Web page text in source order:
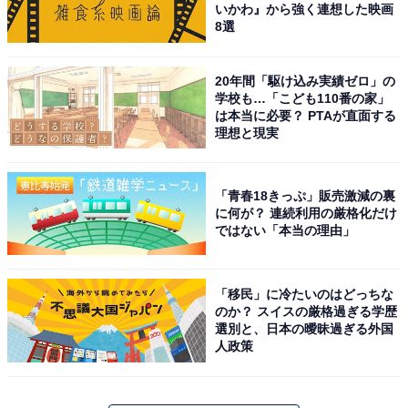
JBL GRIP/スマートサイズ ポータブルスピーカ
プリ対応/USB-C/AURA CAST マルチスピーカー接続/ブラ
ック/JBLGRIPBLK
Amazonで見る
JBL「CHARGE 5」
いかわ』から強く連想した映画
8選
20年間「駆け込み実績ゼロ」の
学校も…「こども110番の家」
は本当に必要？ PTAが直面する
理想と現実
「青春18きっぷ」販売激減の裏
に何が？ 連続利用の厳格化だけ
ではない「本当の理由」
「移民」に冷たいのはどっちな
のか？ スイスの厳格過ぎる学歴
選別と、日本の曖昧過ぎる外国
人政策